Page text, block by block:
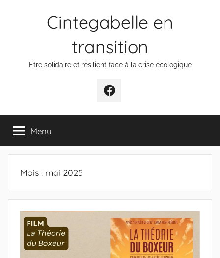
Cintegabelle en
transition
Etre solidaire et résilient face à la crise écologique
Facebook
Menu
Mois : mai 2025